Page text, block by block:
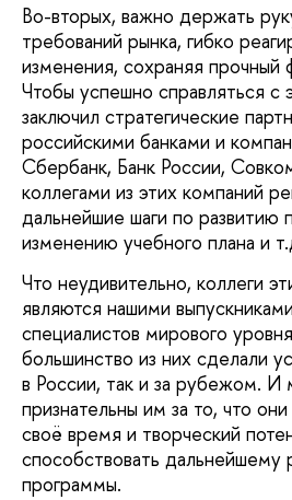
Во-вторых, важно держать
требований рынка, гибко
изменения, сохраняя прочный
Чтобы успешно справляться
заключил стратегические
российскими банками и
Сбербанк, Банк России,
коллегами из этих компаний
дальнейшие шаги по развитию
изменению учебного плана и
Что неудивительно, коллеги
являются нашими
специалистов мирового
большинство из них сделали
в России, так и за рубежом. И
признательны им за то, что
своё время и творческий
способствовать дальнейшему
программы.